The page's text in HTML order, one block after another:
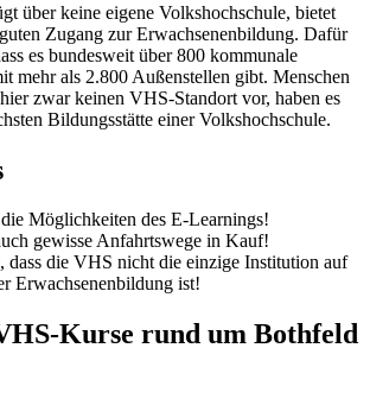
über keine eigene Volkshochschule, bietet
Zugang zur Erwachsenenbildung. Dafür
es bundesweit über 800 kommunale
mehr als 2.800 Außenstellen gibt. Menschen
zwar keinen VHS-Standort vor, haben es
Bildungsstätte einer Volkshochschule.
Möglichkeiten des E-Learnings!
gewisse Anfahrtswege in Kauf!
dass die VHS nicht die einzige Institution auf
Erwachsenenbildung ist!
Kurse rund um Bothfeld